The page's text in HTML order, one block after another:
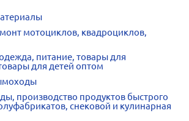
мотоциклов, квадроциклов,
питание, товары для
для детей оптом
производство продуктов быстрого
снековой и кулинарная